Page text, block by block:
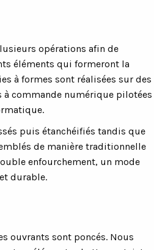
opérations afin de
éléments qui formeront la
à formes sont réalisées sur des
à commande numérique pilotées
puis étanchéifiés tandis que
de manière traditionnelle
enfourchement, un mode
durable.
ouvrants sont poncés. Nous